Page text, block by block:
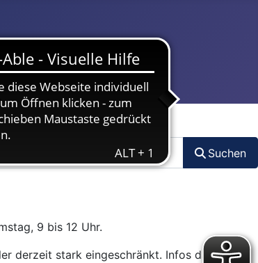
Suchen
9 bis 12 Uhr.
derzeit stark eingeschränkt. Infos dazuhier